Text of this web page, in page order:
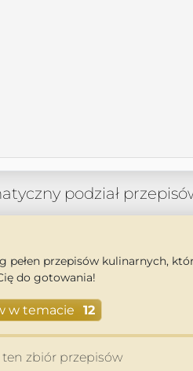
podział
pełen przepisów kulinarnych,
do gotowania!
w temacie 12
ten zbiór przepisów